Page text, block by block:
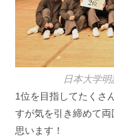
日本大学明
1位を目指してたくさ
すが気を引き締めて
思います！